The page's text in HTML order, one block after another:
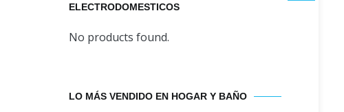
ELECTRODOMESTICOS
No products found.
LO MÁS VENDIDO EN HOGAR Y BAÑO